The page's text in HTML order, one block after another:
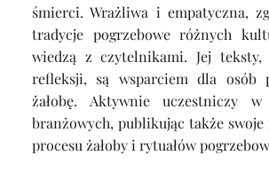
śmierci. Wrażliwa i empatyczna,
tradycje pogrzebowe różnych
wiedzą z czytelnikami. Jej teksty,
refleksji, są wsparciem dla osób
żałobę. Aktywnie uczestniczy w
branżowych, publikując także
procesu żałoby i rytuałów